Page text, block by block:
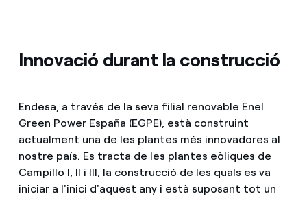
Innovació durant la construcció
Endesa, a través de la seva filial renovable Enel
Green Power España (EGPE), està construint
actualment una de les plantes més innovadores al
nostre país. Es tracta de les plantes eòliques de
Campillo I, II i III, la construcció de les quals es va
iniciar a l'inici d'aquest any i està suposant tot un